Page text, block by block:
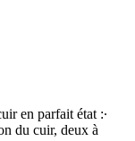
en parfait état :∙
du cuir, deux à